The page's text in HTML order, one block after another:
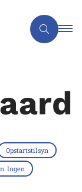
Opstartstilsyn
Ingen